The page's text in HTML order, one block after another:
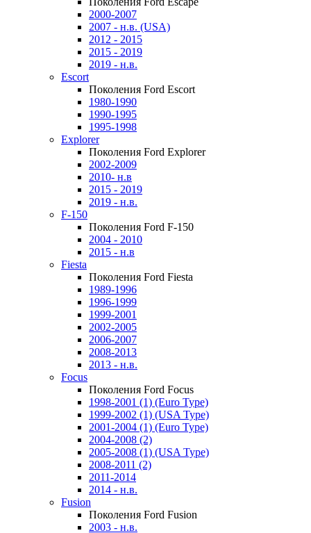
2000-2007
2007 - н.в. (USA)
2012 - 2015
2015 - 2019
2019 - н.в.
Escort
Поколения Ford Escort
1980-1990
1990-1995
1995-1998
Explorer
Поколения Ford Explorer
2002-2009
2010- н.в
2015 - 2019
2019 - н.в.
F-150
Поколения Ford F-150
2004 - 2010
2015 - н.в
Fiesta
Поколения Ford Fiesta
1989-1996
1996-1999
1999-2001
2002-2005
2006-2007
2008-2013
2013 - н.в.
Focus
Поколения Ford Focus
1998-2001 (1) (Euro Type)
1999-2002 (1) (USA Type)
2001-2004 (1) (Euro Type)
2004-2008 (2)
2005-2008 (1) (USA Type)
2008-2011 (2)
2011-2014
2014 - н.в.
Fusion
Поколения Ford Fusion
2003 - н.в.